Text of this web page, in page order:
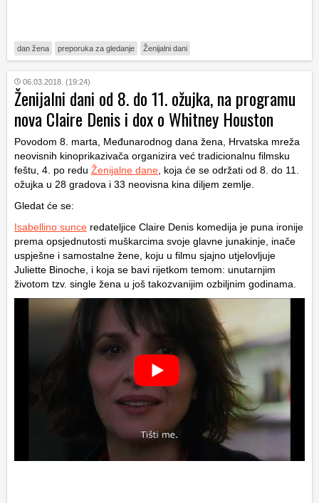
dan žena preporuka za gledanje Ženijalni dani
06.03.2018. (19:24)
Ženijalni dani od 8. do 11. ožujka, na programu
nova Claire Denis i dox o Whitney Houston
Povodom 8. marta, Međunarodnog dana žena, Hrvatska mreža
neovisnih kinoprikazivača organizira već tradicionalnu filmsku
feštu, 4. po redu Ženijalne dane , koja će se održati od 8. do 11.
ožujka u 28 gradova i 33 neovisna kina diljem zemlje.
Gledat će se:
Isabellino sunce redateljice Claire Denis komedija je puna ironije
prema opsjednutosti muškarcima svoje glavne junakinje, inače
uspješne i samostalne žene, koju u filmu sjajno utjelovljuje
Juliette Binoche, i koja se bavi rijetkom temom: unutarnjim
životom tzv. single žena u još takozvanijim ozbiljnim godinama.